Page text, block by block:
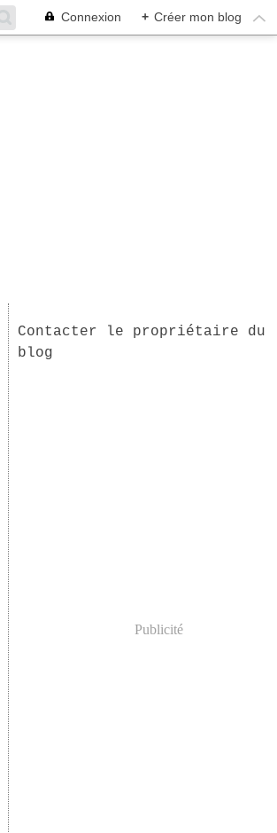
Connexion + Créer mon blog
Contacter le propriétaire du
blog
Publicité